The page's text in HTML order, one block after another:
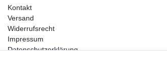
Kontakt
Versand
Widerrufs­recht
Impressum
Daten­schutz­erklärung